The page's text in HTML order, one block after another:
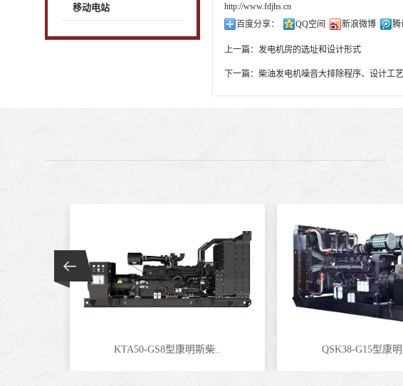
移动电站
http://www.fdjhs.cn
百度分享：
QQ空间 新浪微博 腾
上一篇： 发电机房的选址和设计形式
下一篇：柴油发电机噪音大排除程序、设计工
KTA50-GS8型康明斯柴.. QSK38-G15型康明